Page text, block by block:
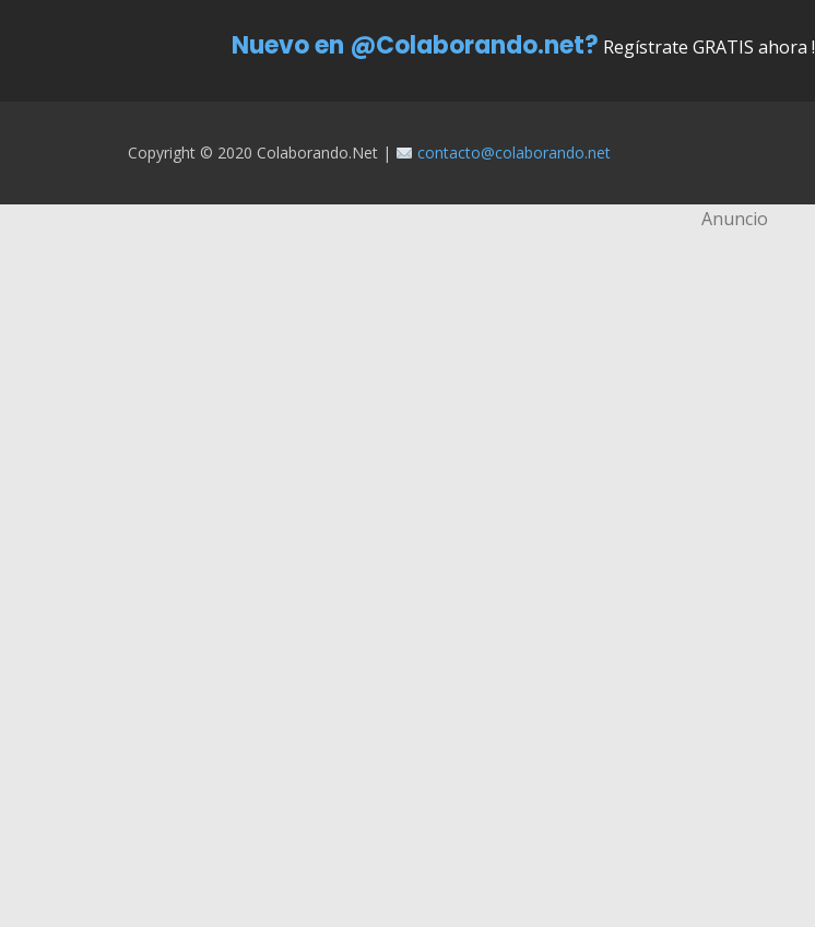
Nuevo en @Colaborando.net? Regístrate GRATIS ahora !
Copyright © 2020 Colaborando.net | contacto@colaborando.net
Anuncio